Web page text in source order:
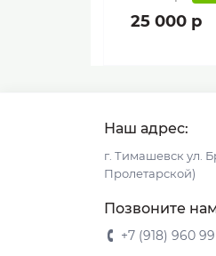
25 000 р
Наш адрес:
г. Тимашевск ул.
Пролетарской)
Позвоните
+7 (918) 960